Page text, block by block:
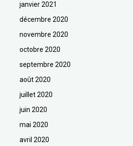
janvier 2021
décembre 2020
novembre 2020
octobre 2020
septembre 2020
août 2020
juillet 2020
juin 2020
mai 2020
avril 2020